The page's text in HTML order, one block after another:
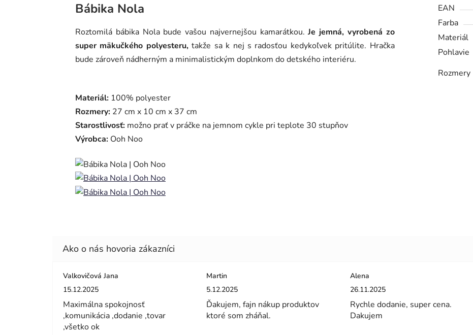
Bábika Nola
Roztomilá bábika Nola bude vašou najvernejšou kamarátkou.Je jemná, vyrobená zo
super mäkučkého polyesteru,takže sa k nej s radosťou kedykoľvek pritúlite. Hračka
bude zároveň nádherným a minimalistickým doplnkom do detského interiéru.
Materiál: 100% polyester
Rozmery: 27 cm x 10 cm x 37 cm
Starostlivosť: možno prať v práčke na jemnom cykle pri teplote 30 stupňov
Výrobca: Ooh Noo
EAN
Farba
Materiál
Pohlavie
Rozmery
Valkovičová Jana
Hodnotenie obchodu je 5 z 5 hviezdičiek.
15.12.2025
Maximálna spokojnosť
,komunikácia ,dodanie ,tovar
,všetko ok
Martin
Hodnotenie obchodu je 5 z 5 hviezdičiek.
5.12.2025
Ďakujem, fajn nákup produktov
ktoré som zháňal.
Alena
Hodnotenie obchodu je 5 z 5 hviezdičiek.
26.11.2025
Rychle dodanie, super cena.
Dakujem